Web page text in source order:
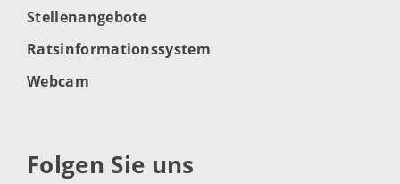
Stellenangebote
Ratsinformationssystem
Webcam
Folgen Sie uns